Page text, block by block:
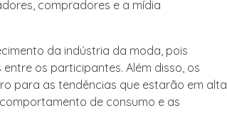
compradores e a mídia
da indústria da moda, pois
os participantes. Além disso, os
para as tendências que estarão em alta
de consumo e as